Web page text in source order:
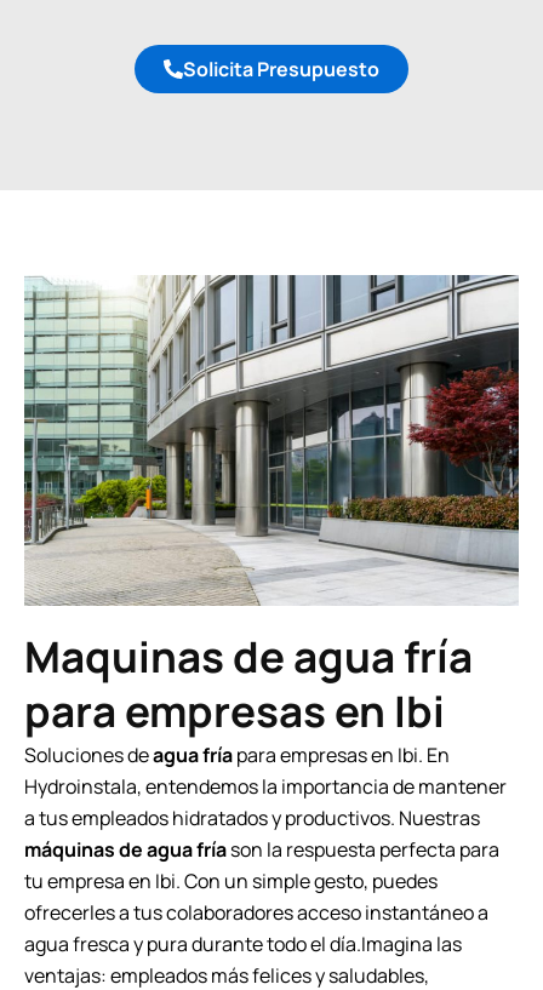
Solicita Presupuesto
Maquinas de agua fría
para empresas en Ibi
Soluciones deagua fríapara empresas en Ibi. En
Hydroinstala, entendemos la importancia de mantener
a tus empleados hidratados y productivos. Nuestras
máquinas de agua fríason la respuesta perfecta para
tu empresa en Ibi. Con un simple gesto, puedes
ofrecerles a tus colaboradores acceso instantáneo a
agua fresca y pura durante todo el día.Imagina las
ventajas: empleados más felices y saludables,